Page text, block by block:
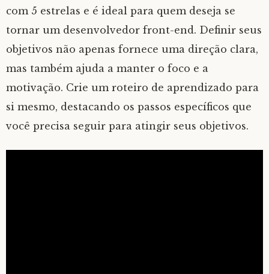
com 5 estrelas e é ideal para quem deseja se
tornar um desenvolvedor front-end. Definir seus
objetivos não apenas fornece uma direção clara,
mas também ajuda a manter o foco e a
motivação. Crie um roteiro de aprendizado para
si mesmo, destacando os passos específicos que
você precisa seguir para atingir seus objetivos.